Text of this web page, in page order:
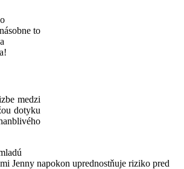
to
medzi
dotyku
Jenny napokon uprednostňuje riziko pred